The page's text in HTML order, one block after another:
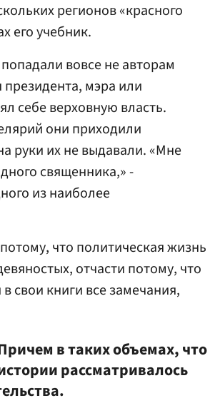
регионов «красного
его учебник.
вовсе не авторам
мэра или
себе верховную власть.
они приходили
руки их не выдавали. «Мне
священника,» -
из наиболее
что политическая жизнь
отчасти потому, что
свои книги все замечания,
в таких объемах, что
рассматривалось